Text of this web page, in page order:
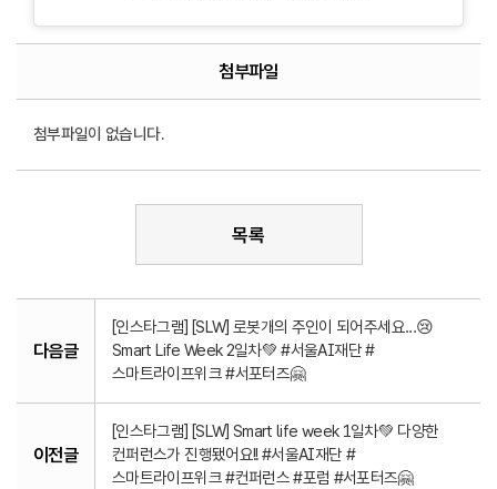
첨부파일
첨부파일이 없습니다.
목록
다음글
[인스타그램] [SLW] 로봇개의 주인이 되어주세요...😢
Smart Life Week 2일차💚 #서울AI재단 #
스마트라이프위크 #서포터즈🤗
이전글
[인스타그램] [SLW] Smart life week 1일차💚 다양한
컨퍼런스가 진행됐어요!! #서울AI재단 #
스마트라이프위크 #컨퍼런스 #포럼 #서포터즈🤗